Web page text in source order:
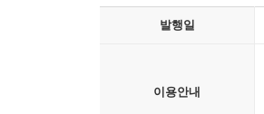
발행일
이용안내